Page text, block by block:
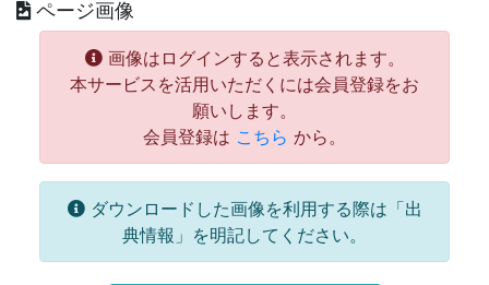
ページ画像
画像はログインすると表示されます。
本サービスを活用いただくには会員登録をお
願いします。
会員登録は こちら から。
ダウンロードした画像を利用する際は「出
典情報」を明記してください。